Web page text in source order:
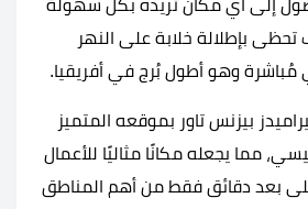
إلى أي مكان تُريده بكُل سهولة
بإطلالة خلابة على النهر
مُباشرة وهو أطول بُرج في أفريقيا.
بيزنس تاور بموقعه المتميز
مما يجعله مكانًا مثاليًا للأعمال
على بعد دقائق فقط من أهم المناطق